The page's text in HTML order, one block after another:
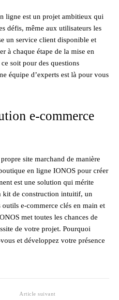
ligne est un projet ambitieux qui
défis, même aux utilisateurs les
un service client disponible et
à chaque étape de la mise en
soit pour des questions
équipe d’experts est là pour vous
e-commerce
site marchand de manière
en ligne IONOS pour créer
est une solution qui mérite
kit de construction intuitif, un
e-commerce clés en main et
met toutes les chances de
de votre projet. Pourquoi
et développez votre présence
Article suivant